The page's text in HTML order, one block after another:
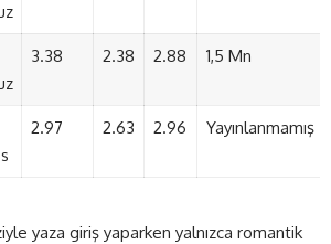
3.38 2.38 2.88 1,5 Mn
2.97 2.63 2.96 Yayınlanmamış
yaza giriş yaparken yalnızca romantik